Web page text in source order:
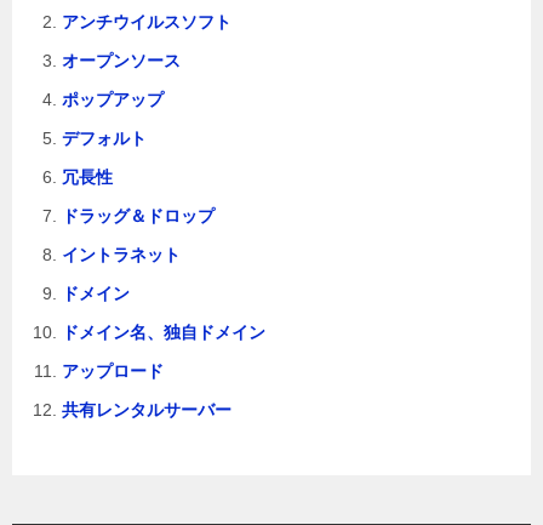
アンチウイルスソフト
オープンソース
ポップアップ
デフォルト
冗長性
ドラッグ＆ドロップ
イントラネット
ドメイン
ドメイン名、独自ドメイン
アップロード
共有レンタルサーバー